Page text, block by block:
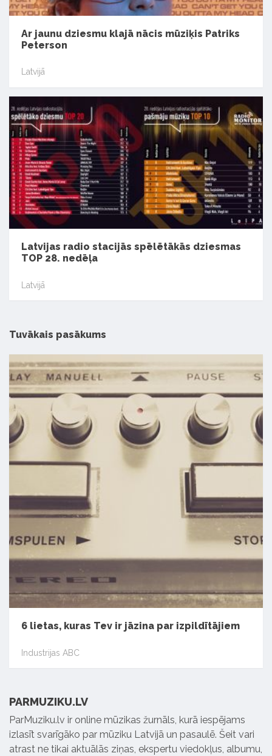
Ar jaunu dziesmu klajā nācis mūziķis Patriks
Peterson
Latvijā
Latvijas radio stacijās spēlētākās dziesmas
TOP 28. nedēļa
Latvijā
Tuvākais pasākums
6 lietas, kuras Tev ir jāzina par izpildītājiem
Industrijas ABC
PARMUZIKU.LV
ParMuziku.lv ir online mūzikas žurnāls, kurā iespējams
izlasīt svarīgāko par mūziku Latvijā un pasaulē. Šeit vari
atrast ne tikai aktuālās ziņas, ekspertu viedokļus, albumu,